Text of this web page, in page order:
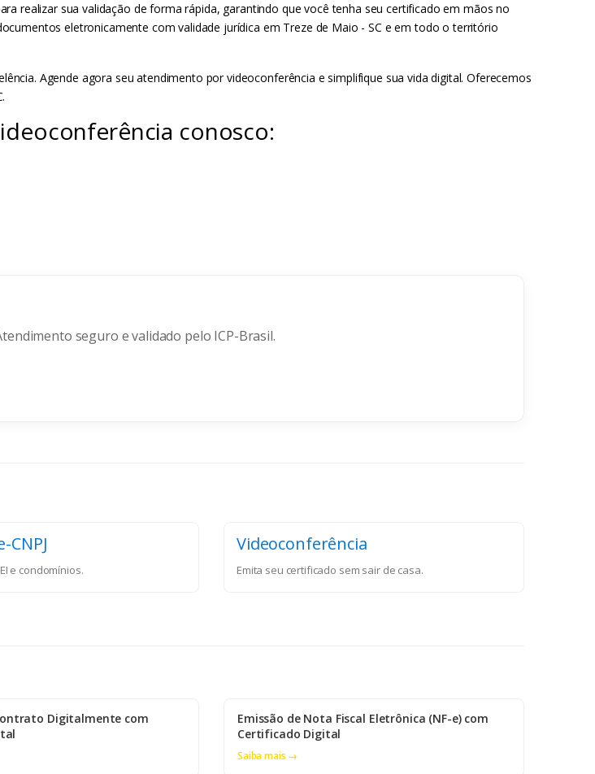
realizar sua validação de forma rápida, garantindo que você tenha seu certificado em mãos no
eletronicamente com validade jurídica em Treze de Maio - SC e em todo o território
Agende agora seu atendimento por videoconferência e simplifique sua vida digital. Oferecemos
conosco:
seguro e validado pelo ICP-Brasil.
CNPJ
e condomínios.
Videoconferência
Emita seu certificado sem sair de casa.
Digitalmente com
Emissão de Nota Fiscal Eletrônica (NF-e) com
Certificado Digital
Saiba mais →